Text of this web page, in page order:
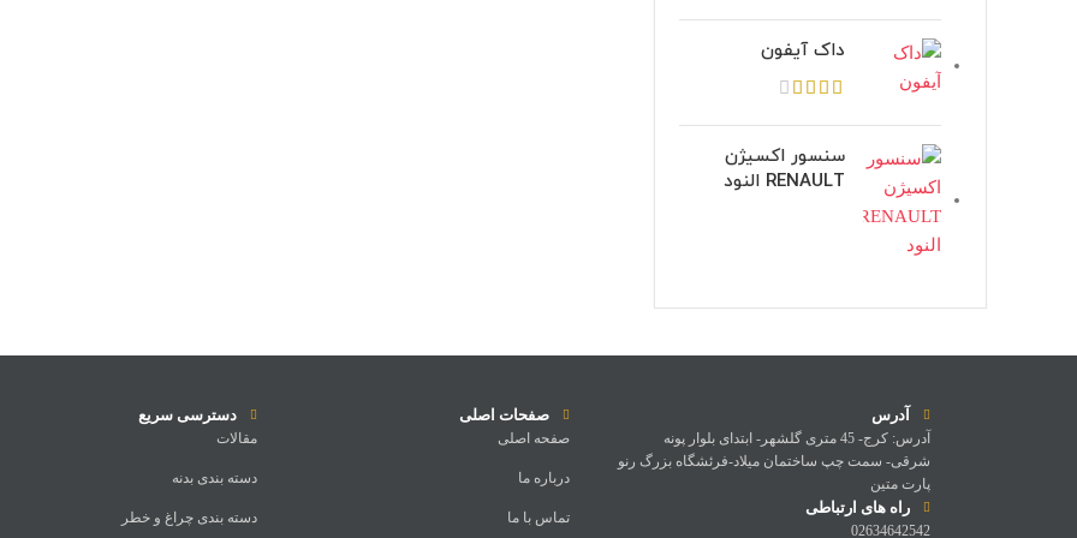
داک آیفون
سنسور اکسیژن
RENAULT النود
آدرس
آدرس: کرج- 45 متری گلشهر- ابتدای بلوار پونه
شرقی- سمت چپ ساختمان میلاد-فرئشگاه بزرگ رنو
پارت متین
راه های ارتباطی
02634642542
صفحات اصلی
صفحه اصلی
درباره ما
تماس با ما
دسترسی سریع
مقالات
دسته بندی بدنه
دسته بندی چراغ و خطر